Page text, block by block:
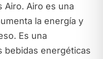
Airo. Airo es una
la energía y
Es una
bebidas energéticas